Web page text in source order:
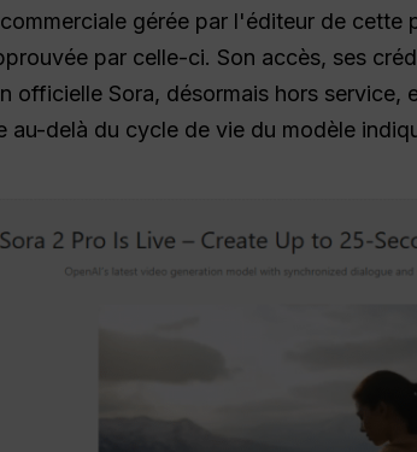
gérée par l'éditeur de cette
par celle-ci. Son accès, ses
officielle Sora, désormais hors service,
delà du cycle de vie du modèle